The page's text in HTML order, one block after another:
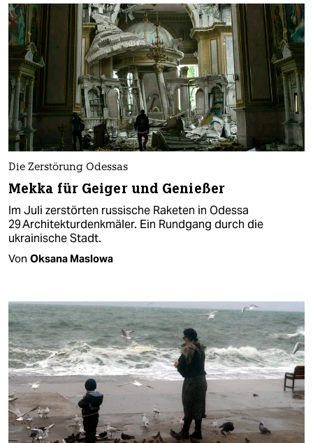
Die Zerstörung Odessas
Mekka für Geiger und Genießer
Im Juli zerstörten russische Raketen in Odessa
29 Architektur­denkmäler. Ein Rundgang durch die
ukrainische Stadt.
Von Oksana Maslowa